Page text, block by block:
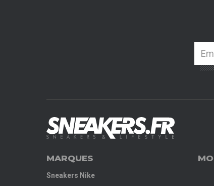
MARQUES
Sneakers Nike